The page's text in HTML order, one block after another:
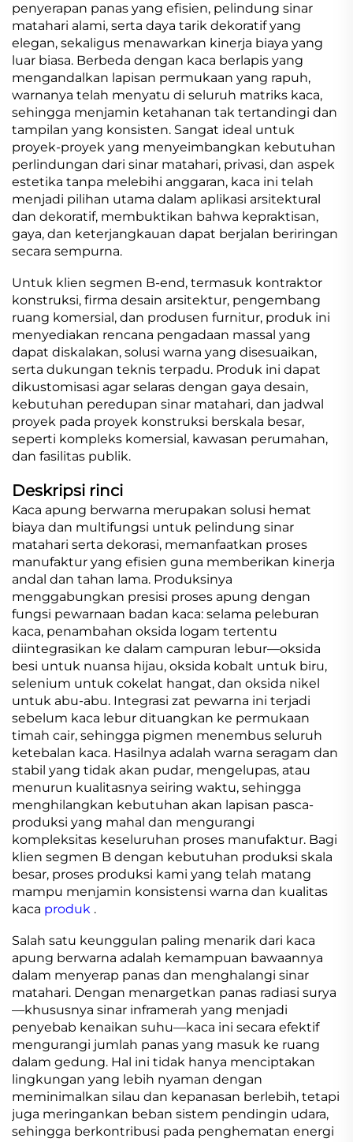
penyerapan panas yang efisien, pelindung sinar
matahari alami, serta daya tarik dekoratif yang
elegan, sekaligus menawarkan kinerja biaya yang
luar biasa. Berbeda dengan kaca berlapis yang
mengandalkan lapisan permukaan yang rapuh,
warnanya telah menyatu di seluruh matriks kaca,
sehingga menjamin ketahanan tak tertandingi dan
tampilan yang konsisten. Sangat ideal untuk
proyek-proyek yang menyeimbangkan kebutuhan
perlindungan dari sinar matahari, privasi, dan aspek
estetika tanpa melebihi anggaran, kaca ini telah
menjadi pilihan utama dalam aplikasi arsitektural
dan dekoratif, membuktikan bahwa kepraktisan,
gaya, dan keterjangkauan dapat berjalan beriringan
secara sempurna.
Untuk klien segmen B-end, termasuk kontraktor
konstruksi, firma desain arsitektur, pengembang
ruang komersial, dan produsen furnitur, produk ini
menyediakan rencana pengadaan massal yang
dapat diskalakan, solusi warna yang disesuaikan,
serta dukungan teknis terpadu. Produk ini dapat
dikustomisasi agar selaras dengan gaya desain,
kebutuhan peredupan sinar matahari, dan jadwal
proyek pada proyek konstruksi berskala besar,
seperti kompleks komersial, kawasan perumahan,
dan fasilitas publik.
Deskripsi rinci
Kaca apung berwarna merupakan solusi hemat
biaya dan multifungsi untuk pelindung sinar
matahari serta dekorasi, memanfaatkan proses
manufaktur yang efisien guna memberikan kinerja
andal dan tahan lama. Produksinya
menggabungkan presisi proses apung dengan
fungsi pewarnaan badan kaca: selama peleburan
kaca, penambahan oksida logam tertentu
diintegrasikan ke dalam campuran lebur—oksida
besi untuk nuansa hijau, oksida kobalt untuk biru,
selenium untuk cokelat hangat, dan oksida nikel
untuk abu-abu. Integrasi zat pewarna ini terjadi
sebelum kaca lebur dituangkan ke permukaan
timah cair, sehingga pigmen menembus seluruh
ketebalan kaca. Hasilnya adalah warna seragam dan
stabil yang tidak akan pudar, mengelupas, atau
menurun kualitasnya seiring waktu, sehingga
menghilangkan kebutuhan akan lapisan pasca-
produksi yang mahal dan mengurangi
kompleksitas keseluruhan proses manufaktur. Bagi
klien segmen B dengan kebutuhan produksi skala
besar, proses produksi kami yang telah matang
mampu menjamin konsistensi warna dan kualitas
kaca produk .
Salah satu keunggulan paling menarik dari kaca
apung berwarna adalah kemampuan bawaannya
dalam menyerap panas dan menghalangi sinar
matahari. Dengan menargetkan panas radiasi surya
—khususnya sinar inframerah yang menjadi
penyebab kenaikan suhu—kaca ini secara efektif
mengurangi jumlah panas yang masuk ke ruang
dalam gedung. Hal ini tidak hanya menciptakan
lingkungan yang lebih nyaman dengan
meminimalkan silau dan kepanasan berlebih, tetapi
juga meringankan beban sistem pendingin udara,
sehingga berkontribusi pada penghematan energi